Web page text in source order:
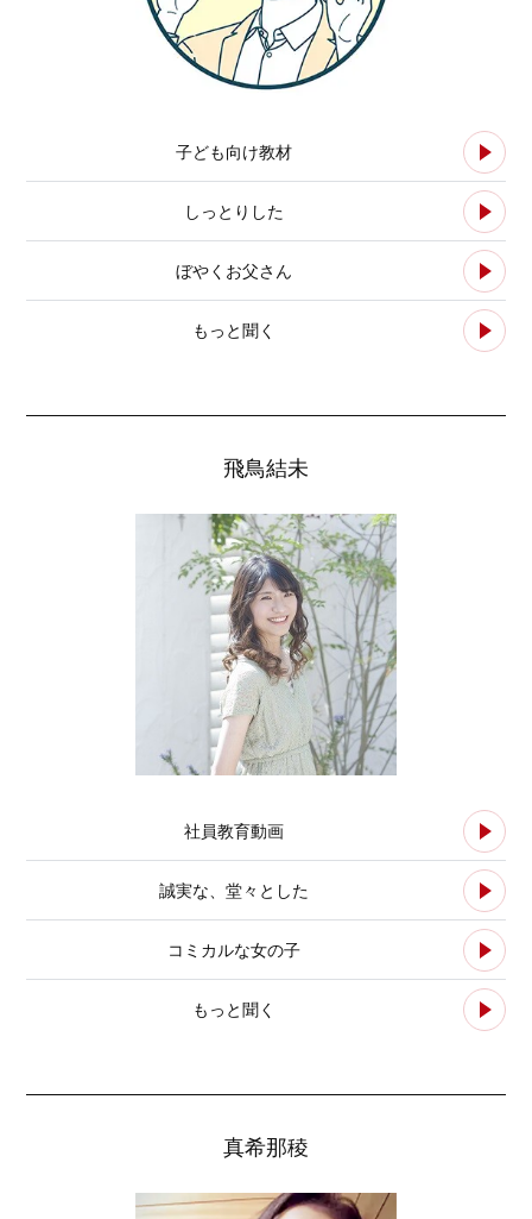
子ども向け教材
しっとりした
ぼやくお父さん
もっと聞く
飛鳥結未
社員教育動画
誠実な、堂々とした
コミカルな女の子
もっと聞く
真希那稜